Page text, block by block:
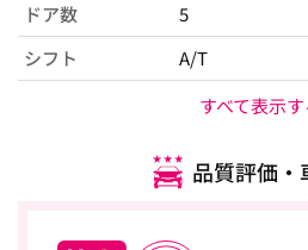
ドア数
5
シフト
A/T
すべて表示す
品質評価・